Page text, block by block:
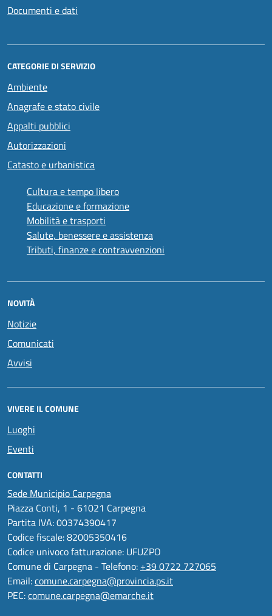
Documenti e dati
CATEGORIE DI SERVIZIO
Ambiente
Anagrafe e stato civile
Appalti pubblici
Autorizzazioni
Catasto e urbanistica
Cultura e tempo libero
Educazione e formazione
Mobilità e trasporti
Salute, benessere e assistenza
Tributi, finanze e contravvenzioni
NOVITÀ
Notizie
Comunicati
Avvisi
VIVERE IL COMUNE
Luoghi
Eventi
CONTATTI
Sede Municipio Carpegna
Piazza Conti, 1 - 61021 Carpegna
Partita IVA: 00374390417
Codice fiscale: 82005350416
Codice univoco fatturazione: UFUZPO
Comune di Carpegna - Telefono: +39 0722 727065
Email:comune.carpegna@provincia.ps.it
PEC:comune.carpegna@emarche.it